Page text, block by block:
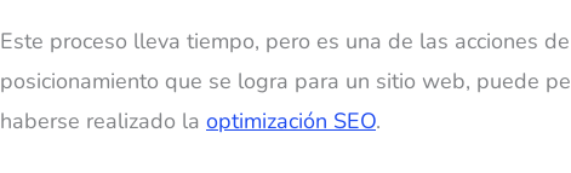
Este proceso lleva tiempo, pero es una de las acciones
posicionamiento que se logra para un sitio web, puede
haberse realizado la optimización SEO.